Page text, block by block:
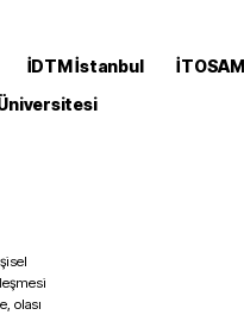
İDTM İstanbul İTOSAM
olası